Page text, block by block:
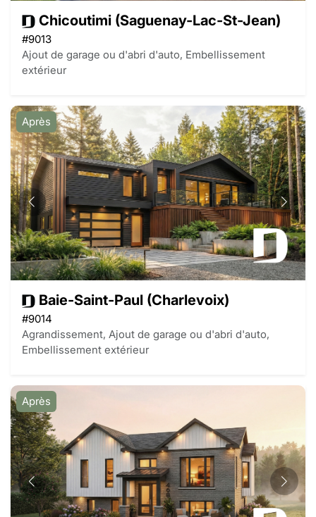
Chicoutimi (Saguenay-Lac-St-Jean)
#9013
Ajout de garage ou d'abri d'auto, Embellissement
extérieur
Après
Baie-Saint-Paul (Charlevoix)
#9014
Agrandissement, Ajout de garage ou d'abri d'auto,
Embellissement extérieur
Après